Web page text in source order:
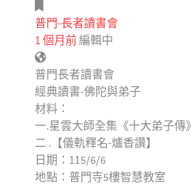
普門-長者讀書會
1 個月前編輯中
普門長者讀書會
經典讀書-佛陀與弟子
材料：
一.星雲大師全集《十大弟子傳》
二 .【儀軌釋名-爐香讚】
日期：115/6/6
地點：普門寺5樓智慧教室